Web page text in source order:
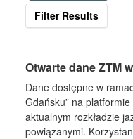
Filter Results
Otwarte dane ZTM
Dane dostępne w
Gdańsku” na
aktualnym rozkładzie
powiązanymi.